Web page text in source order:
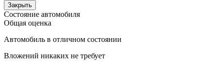
Закрыть
Состояние автомобиля
Общая оценка
Автомобиль в отличном состоянии
Вложений никаких не требует